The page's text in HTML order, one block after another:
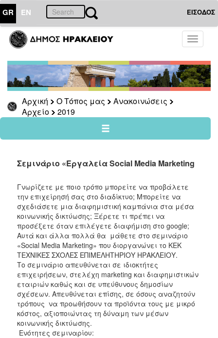
GR EN ΕΙΣΟΔΟΣ
Toggle
Αρχική Ο Τόπος μας
Ανακοινώσεις
Αρχείο
2019
ΤΟΠΟΣ
ΜΑΣ
Ανακοινώσεις
Αρχείο
2026
2025
2020
2019
2018
2017
2016
2015
2012
2011
Σεμινάριο «Εργαλεία Social Media Marketing
Γνωρίζετε με ποιο τρόπο μπορείτε να προβάλετε
την επιχείρησή σας στο διαδίκτυο; Μπορείτε να
σχεδιάσετε μια διαφημιστική καμπάνια στα μέσα
κοινωνικής δικτύωσης; Ξέρετε τι πρέπει να
προσέξετε όταν επιλέγετε διαφήμιση στο google;
Αυτά και άλλα πολλά θα μάθετε στο σεμινάριο
«Social Media Marketing» που διοργανώνει το ΚΕΚ
ΤΕΧΝΙΚΕΣ ΣΧΟΛΕΣ ΕΠΙΜΕΛΗΤΗΡΙΟΥ ΗΡΑΚΛΕΙΟΥ.
Το σεμινάριο απευθύνεται σε ιδιοκτήτες
επιχειρήσεων, στελέχη marketing και διαφημιστικών
εταιριών καθώς και σε υπεύθυνους δημοσίων
σχέσεων. Απευθύνεται επίσης, σε όσους αναζητούν
τρόπους να προωθήσουν τα προϊόντα τους με μικρό
κόστος, αξιοποιώντας τη δύναμη των μέσων
κοινωνικής δικτύωσης.
Ενότητες σεμιναρίου: